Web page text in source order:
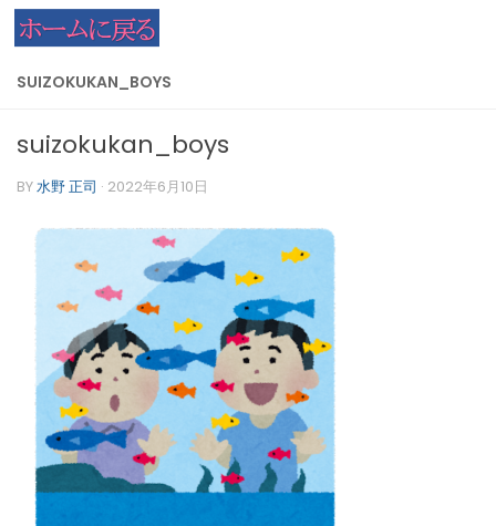
コンテンツへスキップ
SUIZOKUKAN_BOYS
suizokukan_boys
BY水野 正司 · 2022年6月10日